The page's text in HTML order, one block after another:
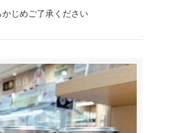
じめご了承ください